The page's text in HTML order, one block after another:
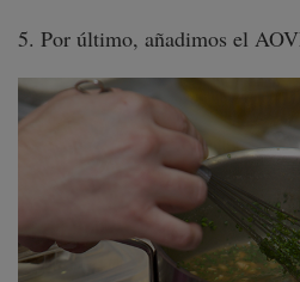
5. Por último, añadimos el